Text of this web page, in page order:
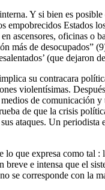
Y si bien es
empobrecidos Estados
ascensores, oficinas
más de
(que
su contracara
violentísimas.
de comunicación
de que la crisis
ataques. Un
lo que expresa como
e intensa que el
se corresponde con la